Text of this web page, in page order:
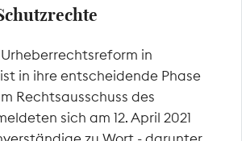
in
in ihre entscheidende Phase
Rechtsausschuss des
sich am 12. April 2021